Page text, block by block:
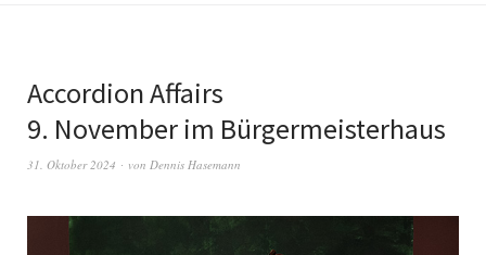
Accordion Affairs
9. November im Bürgermeisterhaus
31. Oktober 2024 von Dennis Hasemann